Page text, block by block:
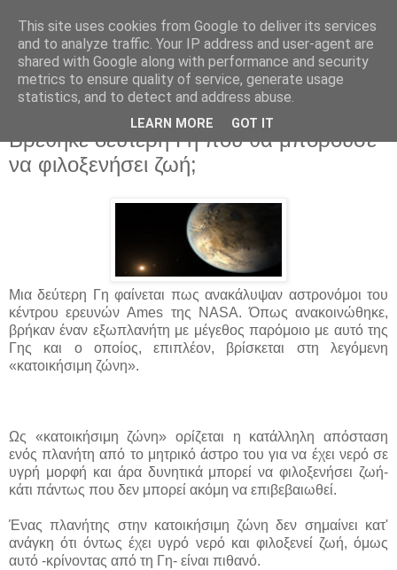
Βρέθηκε δεύτερη Γη που θα μπορούσε
να φιλοξενήσει ζωή;
Μια δεύτερη Γη φαίνεται πως ανακάλυψαν αστρονόμοι του
κέντρου ερευνών Ames της NASΑ. Όπως ανακοινώθηκε,
βρήκαν έναν εξωπλανήτη με μέγεθος παρόμοιο με αυτό της
Γης και ο οποίος, επιπλέον, βρίσκεται στη λεγόμενη
«κατοικήσιμη ζώνη».
Ως «κατοικήσιμη ζώνη» ορίζεται η κατάλληλη απόσταση
ενός πλανήτη από το μητρικό άστρο του για να έχει νερό σε
υγρή μορφή και άρα δυνητικά μπορεί να φιλοξενήσει ζωή-
κάτι πάντως που δεν μπορεί ακόμη να επιβεβαιωθεί.
Ένας πλανήτης στην κατοικήσιμη ζώνη δεν σημαίνει κατ'
ανάγκη ότι όντως έχει υγρό νερό και φιλοξενεί ζωή, όμως
αυτό -κρίνοντας από τη Γη- είναι πιθανό.
This site uses cookies from Google to deliver its services
and to analyze traffic. Your IP address and user-agent are
shared with Google along with performance and security
metrics to ensure quality of service, generate usage
statistics, and to detect and address abuse.
LEARN MORE GOT IT